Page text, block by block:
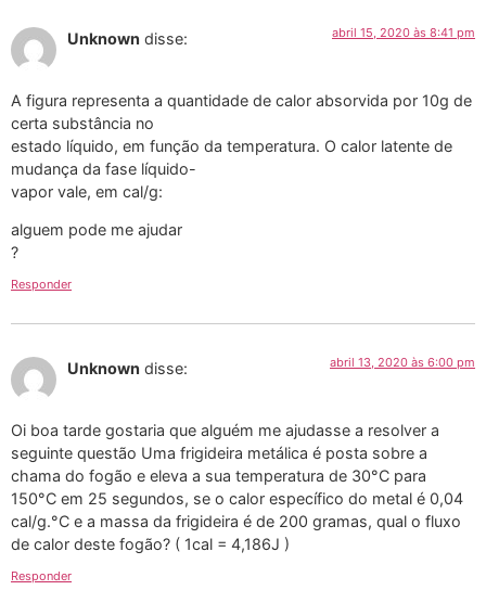
Unknown disse: abril 15, 2020 às 8:41 pm
A figura representa a quantidade de calor absorvida por 10g de
certa substância no
estado líquido, em função da temperatura. O calor latente de
mudança da fase líquido-
vapor vale, em cal/g:
alguem pode me ajudar
?
Responder
Unknown disse: abril 13, 2020 às 6:00 pm
Oi boa tarde gostaria que alguém me ajudasse a resolver a
seguinte questão Uma frigideira metálica é posta sobre a
chama do fogão e eleva a sua temperatura de 30°C para
150°C em 25 segundos, se o calor específico do metal é 0,04
cal/g.°C e a massa da frigideira é de 200 gramas, qual o fluxo
de calor deste fogão? ( 1cal = 4,186J )
Responder